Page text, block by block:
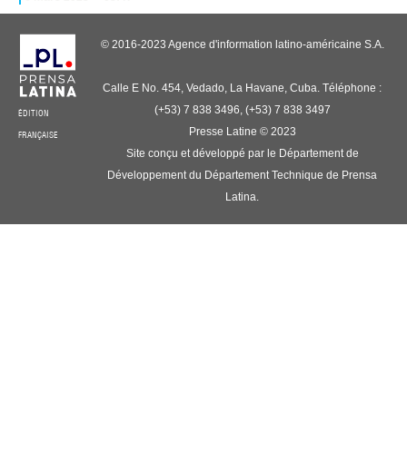
ÉDITION
FRANÇAISE
© 2016-2023 Agence d'information latino-américaine S.A.
Calle E No. 454, Vedado, La Havane, Cuba. Téléphone :
(+53) 7 838 3496, (+53) 7 838 3497
Presse Latine © 2023
Site conçu et développé par le Département de
Développement du Département Technique de Prensa
Latina.